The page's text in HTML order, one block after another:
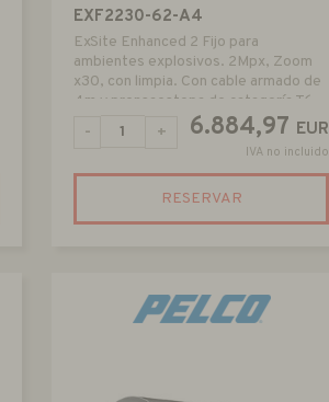
EXF2230-62-A4
ExSite Enhanced 2 Fijo para
ambientes explosivos. 2Mpx, Zoom
x30, con limpia. Con cable armado de
4m y prensaestopa de catagoría T6
6.884,97 EUR
IVA no incluido
- +
RESERVAR